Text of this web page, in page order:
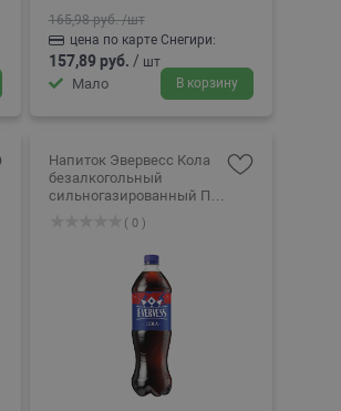
165,98 руб. /шт
цена по карте Снегири:
157,89 руб. / шт
Мало В корзину
Напиток Эвервесс Кола
безалкогольный
сильногазированный ПЭТ
( 0 )